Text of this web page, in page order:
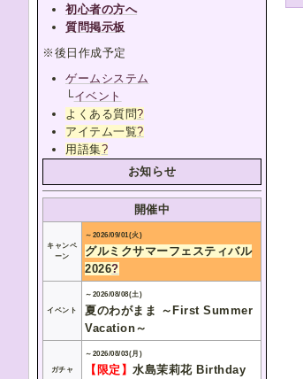
初心者の方へ
質問掲示板
※後日作成予定
ゲームシステム
└イベント
よくある質問?
アイテム一覧?
用語集?
お知らせ
開催中
キャンペ
ーン
～2026/09/01(火)
グルミクサマーフェスティバル
2026?
イベント
～2026/08/08(土)
夏のわがまま ～First Summer
Vacation～
ガチャ
～2026/08/03(月)
【限定】水島茉莉花 Birthday